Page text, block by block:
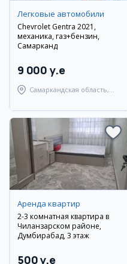
Легковые автомобили
Chevrolet Gentra 2021,
механика, газ+бензин,
Самарканд
9 000 y.e
Самаркандская область,
Аренда квартир
2-3 комнатная квартира в
Чиланзарском районе,
Думбирабад, 3 этаж
500 y.e